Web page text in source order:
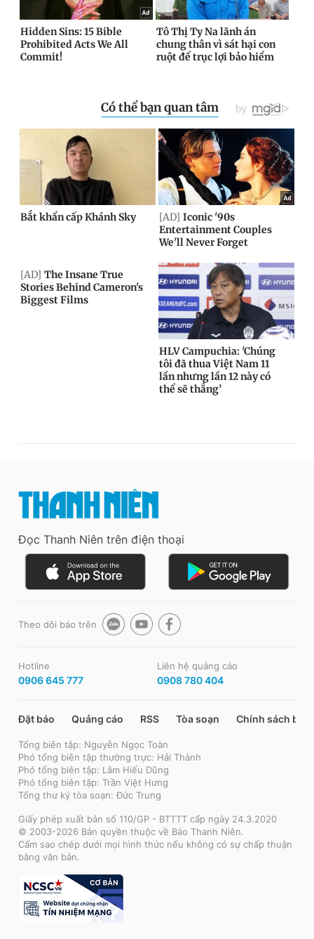
Đọc Thanh Niên trên điện thoại
Theo dõi báo trên
Hotline
0906 645 777
Liên hệ quảng cáo
0908 780 404
Đặt báo Quảng cáo RSS Tòa soạn Chính sách bảo
Tổng biên tập: Nguyễn Ngọc Toàn
Phó tổng biên tập thường trực: Hải Thành
Phó tổng biên tập: Lâm Hiếu Dũng
Phó tổng biên tập: Trần Việt Hưng
Tổng thư ký tòa soạn: Đức Trung
Giấy phép xuất bản số 110/GP - BTTTT cấp ngày 24.3.2020
© 2003-2026 Bản quyền thuộc về Báo Thanh Niên.
Cấm sao chép dưới mọi hình thức nếu không có sự chấp thuận
bằng văn bản.